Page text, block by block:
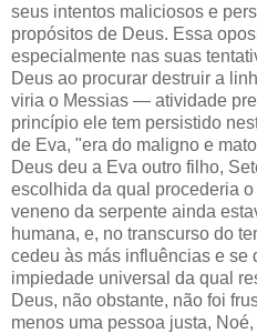
seus intentos maliciosos e
propósitos de Deus. Essa
especialmente nas suas
Deus ao procurar destruir a
viria o Messias — atividade
princípio ele tem persistido
de Eva, "era do maligno e
Deus deu a Eva outro filho,
escolhida da qual procederia
veneno da serpente ainda
humana, e, no transcurso do
cedeu às más influências e se
impiedade universal da qual
Deus, não obstante, não foi
menos uma pessoa justa,